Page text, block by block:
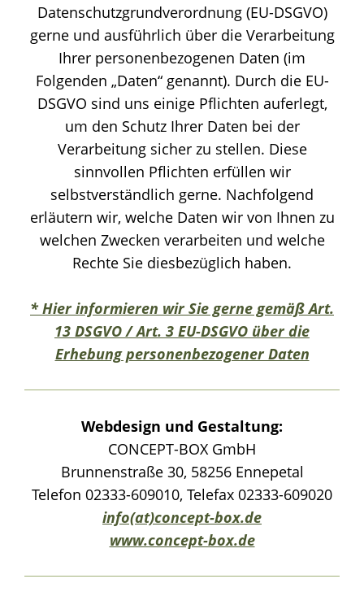
Datenschutzgrundverordnung (EU-DSGVO)
gerne und ausführlich über die Verarbeitung
Ihrer personenbezogenen Daten (im
Folgenden „Daten“ genannt). Durch die EU-
DSGVO sind uns einige Pflichten auferlegt,
um den Schutz Ihrer Daten bei der
Verarbeitung sicher zu stellen. Diese
sinnvollen Pflichten erfüllen wir
selbstverständlich gerne. Nachfolgend
erläutern wir, welche Daten wir von Ihnen zu
welchen Zwecken verarbeiten und welche
Rechte Sie diesbezüglich haben.
* Hier informieren wir Sie gerne gemäß Art.
13 DSGVO / Art. 3 EU-DSGVO über die
Erhebung personenbezogener Daten
Webdesign und Gestaltung:
CONCEPT-BOX GmbH
Brunnenstraße 30, 58256 Ennepetal
Telefon 02333-609010, Telefax 02333-609020
info(at)concept-box.de
www.concept-box.de